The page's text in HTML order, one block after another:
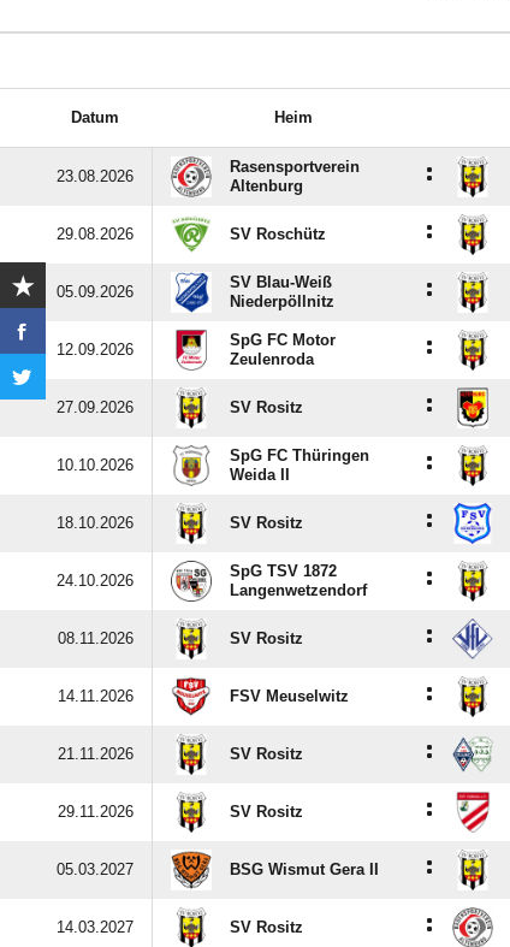
Datum Heim
23.08.2026
Rasensportverein
Altenburg
:
29.08.2026 SV Roschütz :
05.09.2026
SV Blau-Weiß
Niederpöllnitz
:
12.09.2026
SpG FC Motor
Zeulenroda
:
27.09.2026 SV Rositz :
10.10.2026
SpG FC Thüringen
Weida II
:
18.10.2026 SV Rositz :
24.10.2026
SpG TSV 1872
Langenwetzendorf
:
08.11.2026 SV Rositz :
14.11.2026 FSV Meuselwitz :
21.11.2026 SV Rositz :
29.11.2026 SV Rositz :
05.03.2027 BSG Wismut Gera II :
14.03.2027 SV Rositz :